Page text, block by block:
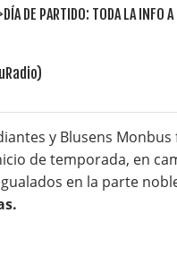
PARTIDO: TODA LA INFO A
y Blusens
de temporada, en
en la parte